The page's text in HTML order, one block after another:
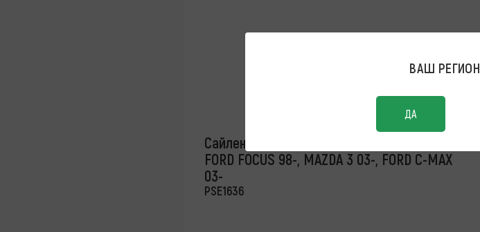
Сайлентблок рычага подвески рычага
FORD FOCUS 98-, MAZDA 3 03-, FORD C-MAX
03-
PSE1636
ВАШ РЕГИОН
ДА